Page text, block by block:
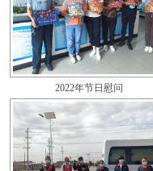
2022年节日慰问